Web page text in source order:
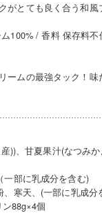
がとても良く合う和風
100% / 香料 保存料不
ームの最強タック！味
))、甘夏果汁(なつみ
一部に乳成分を含む)
、寒天、(一部に乳成分
88g×4個